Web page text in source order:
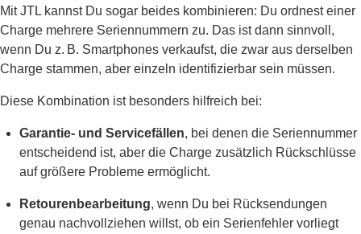
Mit JTL kannst Du sogar beides kombinieren: Du ordnest einer
Charge mehrere Seriennummern zu. Das ist dann sinnvoll,
wenn Du z. B. Smartphones verkaufst, die zwar aus derselben
Charge stammen, aber einzeln identifizierbar sein müssen.
Diese Kombination ist besonders hilfreich bei:
Garantie- und Servicefällen, bei denen die Seriennummer
entscheidend ist, aber die Charge zusätzlich Rückschlüsse
auf größere Probleme ermöglicht.
Retourenbearbeitung, wenn Du bei Rücksendungen
genau nachvollziehen willst, ob ein Serienfehler vorliegt